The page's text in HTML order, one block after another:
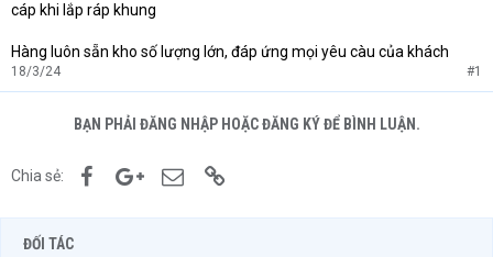
cáp khi lắp ráp khung
Hàng luôn sẵn kho số lượng lớn, đáp ứng mọi yêu càu của khách
18/3/24 #1
BẠN PHẢI ĐĂNG NHẬP HOẶC ĐĂNG KÝ ĐỂ BÌNH LUẬN.
Chia sẻ: FacebookGoogle+Email
ĐỐI TÁC